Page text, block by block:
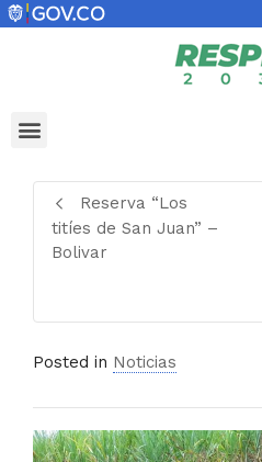
Reserva “Los
titíes de San Juan” –
Bolivar
Posted in Noticias